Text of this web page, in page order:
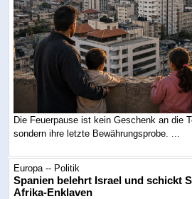
Die Feuerpause ist kein Geschenk an die
sondern ihre letzte Bewährungsprobe. ...
Europa -- Politik
Spanien belehrt Israel und schickt
Afrika-Enklaven